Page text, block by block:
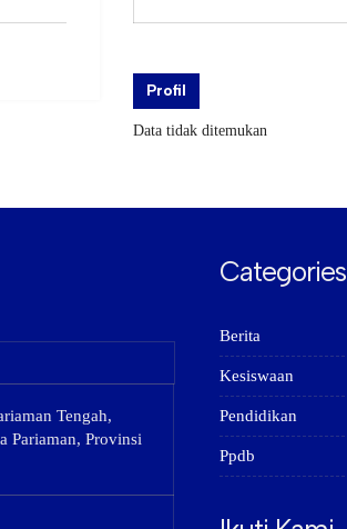
Profil
Data tidak ditemukan
Tengah,
Pariaman, Provinsi
Categories
Berita
Kesiswaan
Pendidikan
Ppdb